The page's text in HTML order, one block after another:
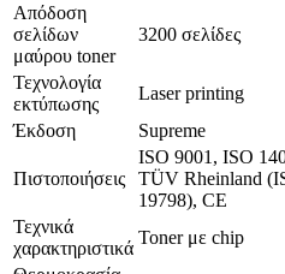
Απόδοση
σελίδων
μαύρου toner
3200 σελίδες
Τεχνολογία
εκτύπωσης
Laser printing
Έκδοση
Supreme
Πιστοποιήσεις
ISO 9001, ISO
TÜV Rheinland
19798), CE
Τεχνικά
χαρακτηριστικά
Toner με chip